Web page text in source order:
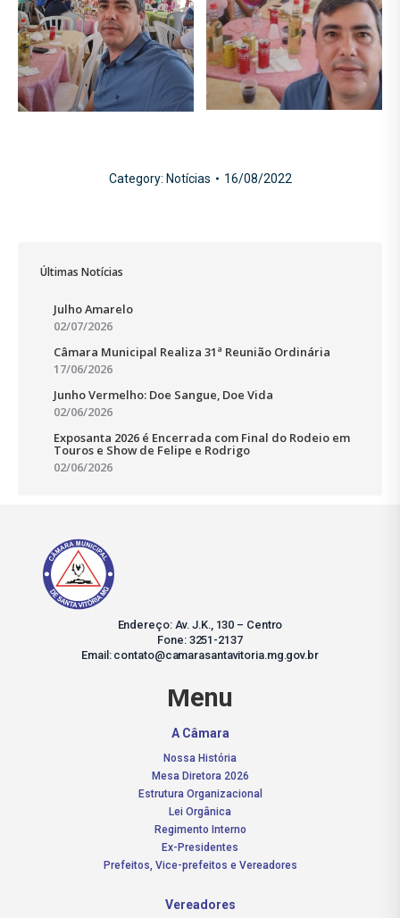
Category: Notícias 16/08/2022
Últimas Notícias
Julho Amarelo
02/07/2026
Câmara Municipal Realiza 31ª Reunião Ordinária
17/06/2026
Junho Vermelho: Doe Sangue, Doe Vida
02/06/2026
Exposanta 2026 é Encerrada com Final do Rodeio em
Touros e Show de Felipe e Rodrigo
02/06/2026
Endereço: Av. J.K., 130 – Centro
Fone: 3251-2137
Email: contato@camarasantavitoria.mg.gov.br
Menu
A Câmara
Nossa História
Mesa Diretora 2026
Estrutura Organizacional
Lei Orgânica
Regimento Interno
Ex-Presidentes
Prefeitos, Vice-prefeitos e Vereadores
Vereadores